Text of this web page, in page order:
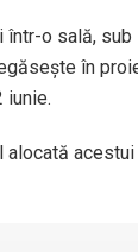
o sală,
în
iunie.